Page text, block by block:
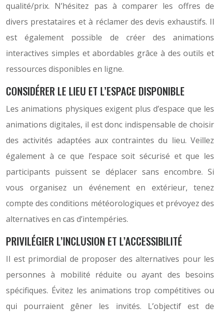
qualité/prix. N’hésitez pas à comparer les offres de
divers prestataires et à réclamer des devis exhaustifs. Il
est également possible de créer des animations
interactives simples et abordables grâce à des outils et
ressources disponibles en ligne.
CONSIDÉRER LE LIEU ET L’ESPACE DISPONIBLE
Les animations physiques exigent plus d’espace que les
animations digitales, il est donc indispensable de choisir
des activités adaptées aux contraintes du lieu. Veillez
également à ce que l’espace soit sécurisé et que les
participants puissent se déplacer sans encombre. Si
vous organisez un événement en extérieur, tenez
compte des conditions météorologiques et prévoyez des
alternatives en cas d’intempéries.
PRIVILÉGIER L’INCLUSION ET L’ACCESSIBILITÉ
Il est primordial de proposer des alternatives pour les
personnes à mobilité réduite ou ayant des besoins
spécifiques. Évitez les animations trop compétitives ou
qui pourraient gêner les invités. L’objectif est de